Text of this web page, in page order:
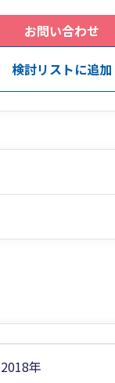
お問い合わせ
検討リストに追加
2018年